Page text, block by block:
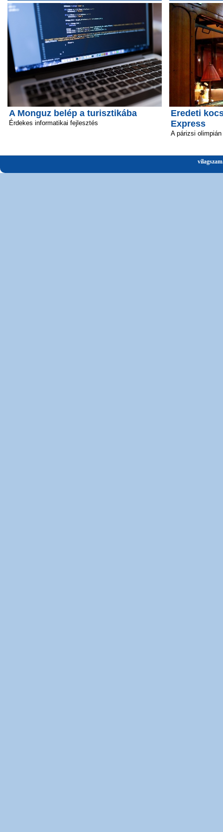
A Monguz belép a turisztikába
Érdekes informatikai fejlesztés
Eredeti
Express
A párizsi olimpián